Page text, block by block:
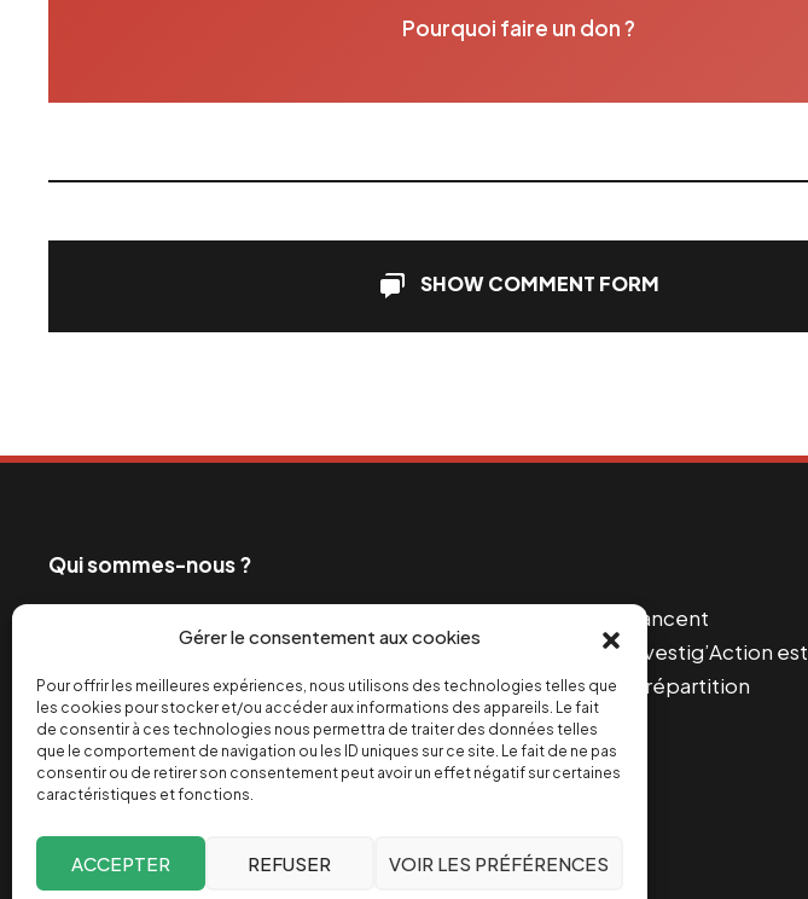
Gérer le consentement aux cookies
Pour offrir les meilleures expériences, nous utilisons des technologies telles que
les cookies pour stocker et/ou accéder aux informations des appareils. Le fait
de consentir à ces technologies nous permettra de traiter des données telles
que le comportement de navigation ou les ID uniques sur ce site. Le fait de ne pas
consentir ou de retirer son consentement peut avoir un effet négatif sur certaines
caractéristiques et fonctions.
ACCEPTER REFUSER VOIR LES PRÉFÉRENCES
Pourquoi faire un don ?
SHOW COMMENT FORM
Qui sommes-nous ?
Ceux qui exploitent les travailleurs et profitent des guerres financent
également les grands médias. C’est pourquoi depuis 2004, Investig’Action est
engagé dans la bataille de l’info pour un monde de paix et une répartition
équitable des richesses.
Facebook Twitter InstagramYouTube TikTok TelegramLien